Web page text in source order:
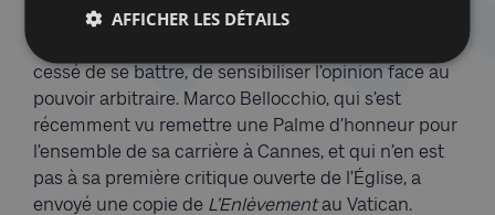
dénonçant les agissements avilissants de l’Église et
cessé de se battre, de sensibiliser l’opinion face au
pouvoir arbitraire. Marco Bellocchio, qui s’est
récemment vu remettre une Palme d’honneur pour
l’ensemble de sa carrière à Cannes, et qui n’en est
pas à sa première critique ouverte de l’Église, a
envoyé une copie de L’Enlèvementau Vatican.
AFFICHER LES DÉTAILS